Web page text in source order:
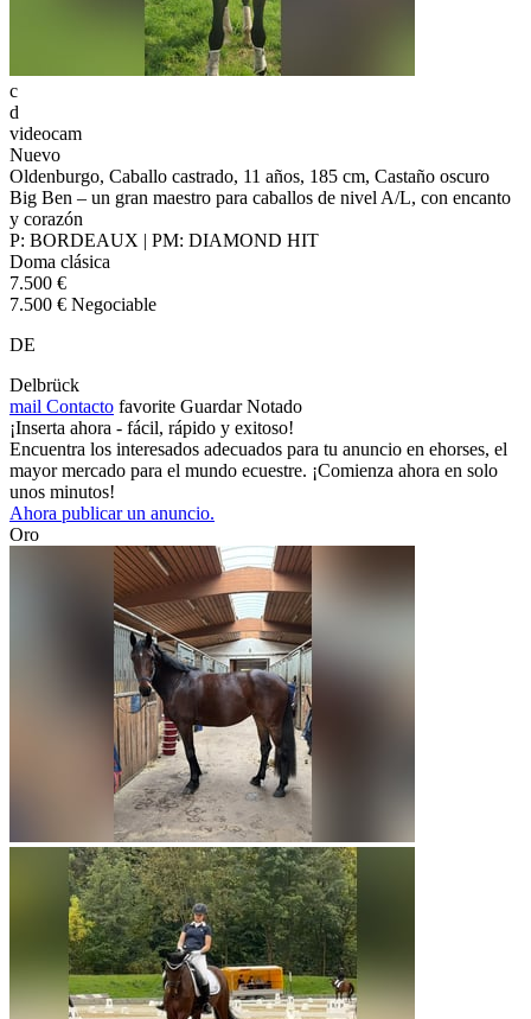
c
d
videocam
Nuevo
Oldenburgo, Caballo castrado, 11 años, 185 cm, Castaño oscuro
Big Ben – un gran maestro para caballos de nivel A/L, con encanto
y corazón
P: BORDEAUX | PM: DIAMOND HIT
Doma clásica
7.500 €
7.500 € Negociable
DE
Delbrück
mail Contacto favorite Guardar Notado
¡Inserta ahora - fácil, rápido y exitoso!
Encuentra los interesados adecuados para tu anuncio en ehorses, el
mayor mercado para el mundo ecuestre. ¡Comienza ahora en solo
unos minutos!
Ahora publicar un anuncio.
Oro